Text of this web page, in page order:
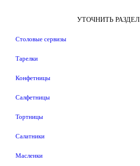
УТОЧНИТЬ РАЗДЕЛ
Столовые сервизы
Тарелки
Конфетницы
Салфетницы
Тортницы
Салатники
Масленки